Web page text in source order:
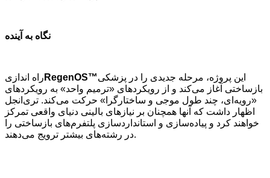
نگاه به آینده
راه اندازی RegenOS™این پروژه، مرحله جدیدی را در پزشکی
بازساختی آغاز می‌کند و از رویکردهای «ترمیم واحد» به رویکردهای
«رویه‌ای، چند طول موجی و ساختارگرا» حرکت می‌کند. تری‌انجل
اظهار داشت که آنها همچنان بر نیازهای بالینی دنیای واقعی تمرکز
خواهند کرد و پیاده‌سازی و استانداردسازی پلتفرم‌های بازساختی را
در رشته‌های بیشتر ترویج می‌دهند.